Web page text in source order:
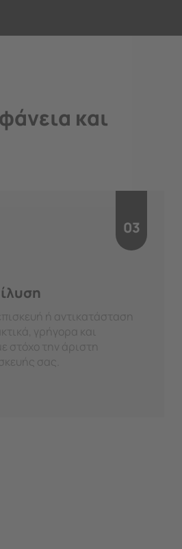
και
03
ή αντικατάσταση
γρήγορα και
στόχο την άριστη
σας.